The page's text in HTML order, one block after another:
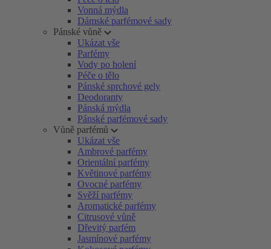
Vonná mýdla
Dámské parfémové sady
Pánské vůně
Ukázat vše
Parfémy
Vody po holení
Péče o tělo
Pánské sprchové gely
Deodoranty
Pánská mýdla
Pánské parfémové sady
Vůně parfémů
Ukázat vše
Ambrové parfémy
Orientální parfémy
Květinové parfémy
Ovocné parfémy
Svěží parfémy
Aromatické parfémy
Citrusové vůně
Dřevitý parfém
Jasmínové parfémy